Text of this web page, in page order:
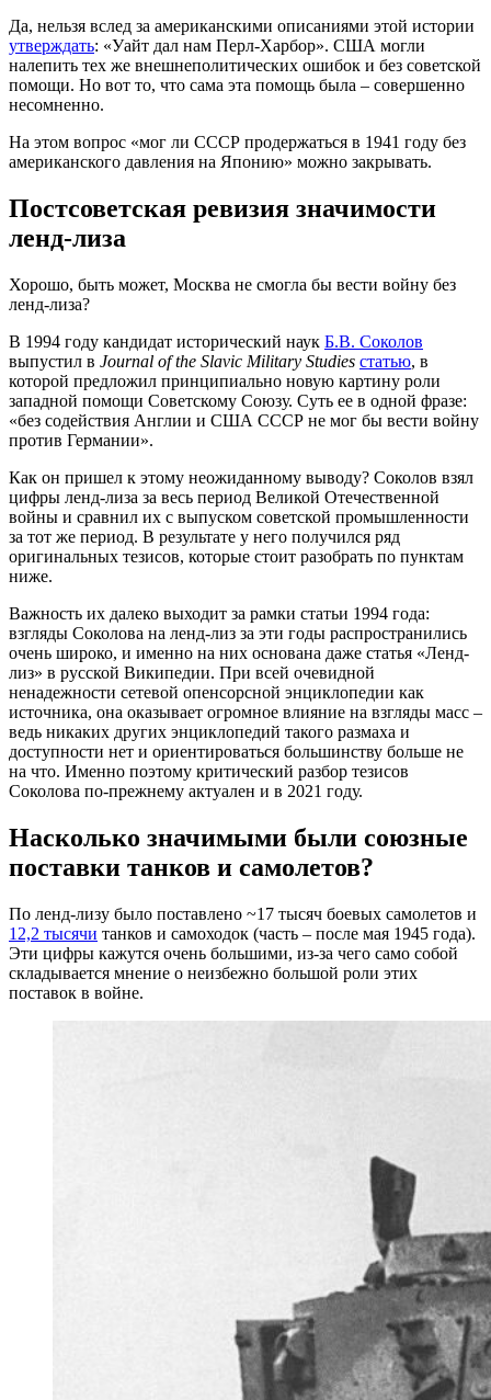
Да, нельзя вслед за американскими описаниями этой истории
утверждать: «Уайт дал нам Перл-Харбор». США могли
налепить тех же внешнеполитических ошибок и без советской
помощи. Но вот то, что сама эта помощь была – совершенно
несомненно.
На этом вопрос «мог ли СССР продержаться в 1941 году без
американского давления на Японию» можно закрывать.
Постсоветская ревизия значимости
ленд-лиза
Хорошо, быть может, Москва не смогла бы вести войну без
ленд-лиза?
В 1994 году кандидат исторический наук Б.В. Соколов
выпустил в Journal of the Slavic Military Studies статью, в
которой предложил принципиально новую картину роли
западной помощи Советскому Союзу. Суть ее в одной фразе:
«без содействия Англии и США СССР не мог бы вести войну
против Германии».
Как он пришел к этому неожиданному выводу? Соколов взял
цифры ленд-лиза за весь период Великой Отечественной
войны и сравнил их с выпуском советской промышленности
за тот же период. В результате у него получился ряд
оригинальных тезисов, которые стоит разобрать по пунктам
ниже.
Важность их далеко выходит за рамки статьи 1994 года:
взгляды Соколова на ленд-лиз за эти годы распространились
очень широко, и именно на них основана даже статья «Ленд-
лиз» в русской Википедии. При всей очевидной
ненадежности сетевой опенсорсной энциклопедии как
источника, она оказывает огромное влияние на взгляды масс –
ведь никаких других энциклопедий такого размаха и
доступности нет и ориентироваться большинству больше не
на что. Именно поэтому критический разбор тезисов
Соколова по-прежнему актуален и в 2021 году.
Насколько значимыми были союзные
поставки танков и самолетов?
По ленд-лизу было поставлено ~17 тысяч боевых самолетов и
12,2 тысячи танков и самоходок (часть – после мая 1945 года).
Эти цифры кажутся очень большими, из-за чего само собой
складывается мнение о неизбежно большой роли этих
поставок в войне.